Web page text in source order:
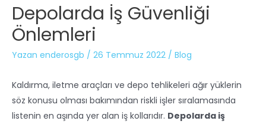
Depolarda İş Güvenliği
Önlemleri
Yazan enderosgb / 26 Temmuz 2022 / Blog
Kaldırma, iletme araçları ve depo tehlikeleri ağır yüklerin
söz konusu olması bakımından riskli işler sıralamasında
listenin en aşında yer alan iş kollarıdır. Depolarda iş